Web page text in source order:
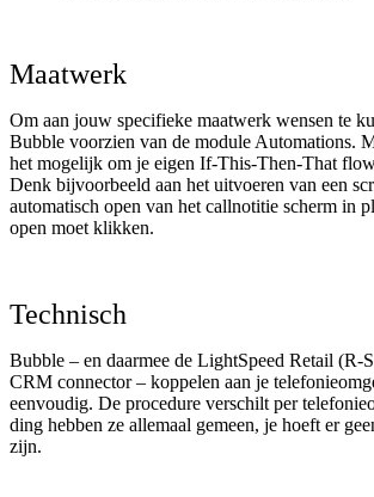
Maatwerk
Om aan jouw specifieke maatwerk wensen te
Bubble voorzien van de module Automations.
het mogelijk om je eigen If-This-Then-That
Denk bijvoorbeeld aan het uitvoeren van een
automatisch open van het callnotitie scherm in
open moet klikken.
Technisch
Bubble – en daarmee de LightSpeed Retail (R-
CRM connector – koppelen aan je
eenvoudig. De procedure verschilt per
ding hebben ze allemaal gemeen, je hoeft er
zijn.